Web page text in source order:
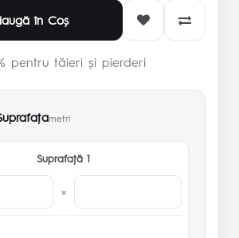
în Coş
pentru tăieri și pierderi
metri
Suprafaţă 1
×